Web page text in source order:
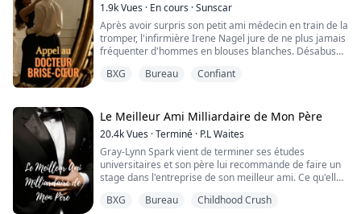
1.9kVues · En cours ·Sunscar
Après avoir surpris son petit ami médecin en train de la
tromper, l'infirmière Irene Nagel jure de ne plus jamais
fréquenter d'hommes en blouses blanches. Désabusée
troquant le drame et les mauvais souvenirs contre un
Irene est prête à se co...
BXG Bureau Confiant
Le Meilleur Ami Milliardaire de Mon Père
20.4kVues ·Terminé · P.L Waites
Gray-Lynn Spark vient de terminer ses études
universitaires et son père lui recommande de faire un
stage dans l'entreprise de son meilleur ami. Ce qu'elle
qu'elle a complètement oublié et qu'elle n'a pas vu
BXG Bureau Childhood Crush